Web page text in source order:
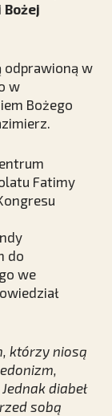
odprawioną w
w
Bożego
Fatimy
do
we
którzy niosą
diabeł
sobą